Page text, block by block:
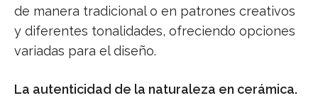
de manera tradicional o en patrones creativos
y diferentes tonalidades, ofreciendo opciones
variadas para el diseño.
La autenticidad de la naturaleza en cerámica.